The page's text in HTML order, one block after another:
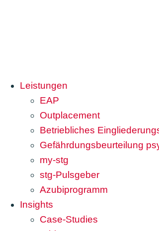
Leistungen
EAP
Outplacement
Betriebliches
Gefährdungsbeurteilung
my-stg
stg-Pulsgeber
Azubiprogramm
Insights
Case-Studies